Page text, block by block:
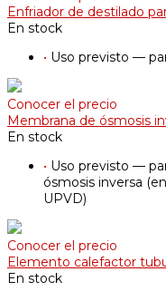
Enfriador de destilado
En stock
• Uso previsto —
Conocer el precio
Membrana de ósmosis
En stock
• Uso previsto —
ósmosis inversa
UPVD)
Conocer el precio
Elemento calefactor
En stock